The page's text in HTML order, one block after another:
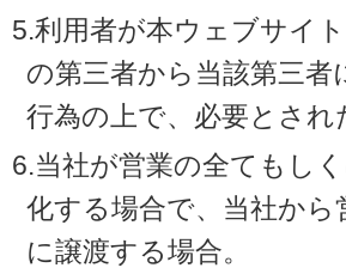
5.利用者が本ウェブサイ
の第三者から当該第三
行為の上で、必要とさ
6.当社が営業の全てもし
化する場合で、当社か
に譲渡する場合。